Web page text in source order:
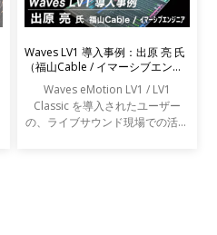
Waves LV1 導入事例：出原 亮 氏
（福山Cable / イマーシブエンジ
Waves eMotion LV1 / LV1
Classic を導入されたユーザー
の、ライブサウンド現場での活用